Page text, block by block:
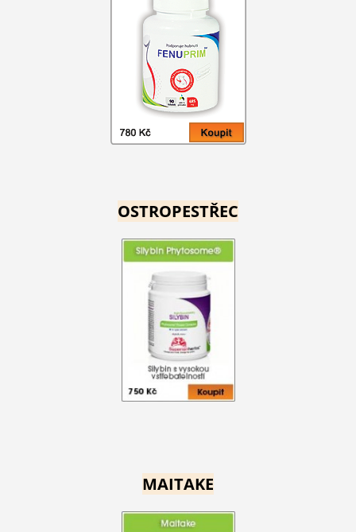
OSTROPESTŘEC
MAITAKE